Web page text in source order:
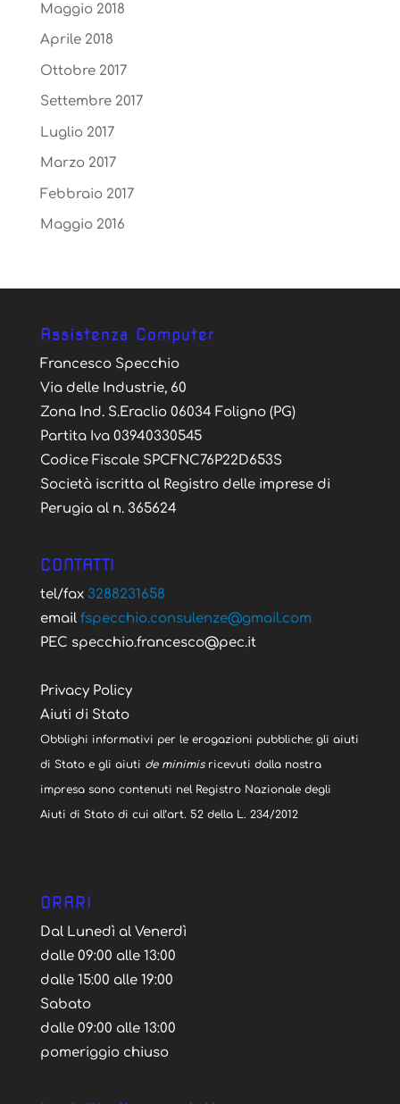
Maggio 2018
Aprile 2018
Ottobre 2017
Settembre 2017
Luglio 2017
Marzo 2017
Febbraio 2017
Maggio 2016
Assistenza Computer
Francesco Specchio
Via delle Industrie, 60
Zona Ind. S.Eraclio 06034 Foligno (PG)
Partita Iva 03940330545
Codice Fiscale SPCFNC76P22D653S
Società iscritta al Registro delle imprese di
Perugia al n. 365624
CONTATTI
tel/fax 3288231658
email fspecchio.consulenze@gmail.com
PEC specchio.francesco@pec.it
Privacy Policy
Aiuti di Stato
Obblighi informativi per le erogazioni pubbliche: gli aiuti
di Stato e gli aiuti de minimisricevuti dalla nostra
impresa sono contenuti nel Registro Nazionale degli
Aiuti di Stato di cui all’art. 52 della L. 234/2012
ORARI
Dal Lunedì al Venerdì
dalle 09:00 alle 13:00
dalle 15:00 alle 19:00
Sabato
dalle 09:00 alle 13:00
pomeriggio chiuso